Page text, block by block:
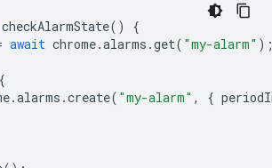
checkAlarmState()
{
await chrome.alarms .get( "my-alarm"
{
.alarms .create( "my-alarm" , {